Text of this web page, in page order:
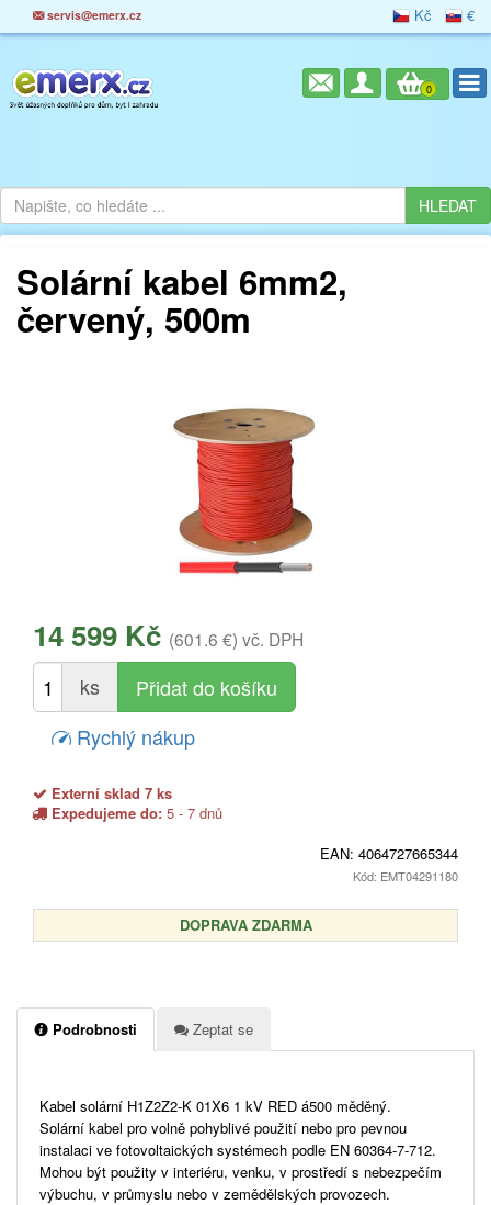
servis@emerx.cz Kč €
0
Solární kabel 6mm2,
červený, 500m
14 599 Kč (601.6 €) vč. DPH
ks
Rychlý nákup
Externí sklad 7 ks
Expedujeme do: 5 - 7 dnů
EAN: 4064727665344
Kód: EMT04291180
DOPRAVA ZDARMA
Podrobnosti Zeptat se
Kabel solární H1Z2Z2-K 01X6 1 kV RED á500 měděný.
Solární kabel pro volně pohyblivé použití nebo pro pevnou
instalaci ve fotovoltaických systémech podle EN 60364-7-712.
Mohou být použity v interiéru, venku, v prostředí s nebezpečím
výbuchu, v průmyslu nebo v zemědělských provozech.